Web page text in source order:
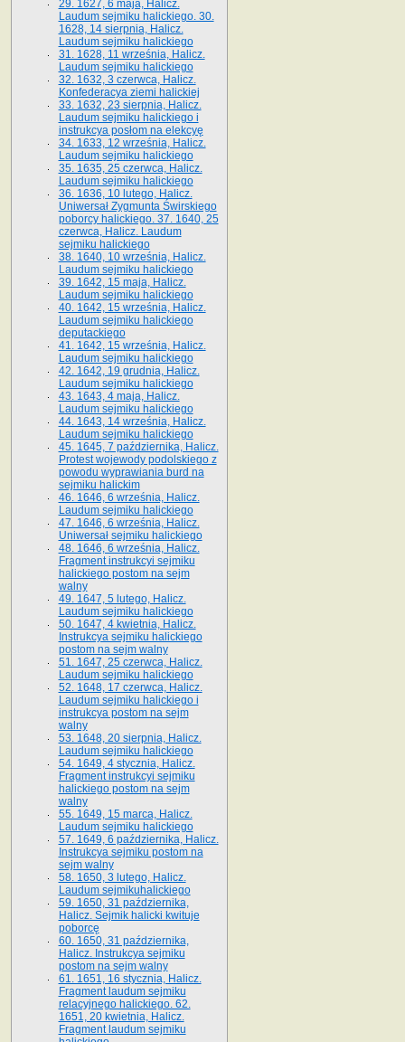
29. 1627, 6 maja, Halicz.
Laudum sejmiku halickiego. 30.
1628, 14 sierpnia, Halicz.
Laudum sejmiku halickiego
31. 1628, 11 września, Halicz.
Laudum sejmiku halickiego
32. 1632, 3 czerwca, Halicz.
Konfederacya ziemi halickiej
33. 1632, 23 sierpnia, Halicz.
Laudum sejmiku halickiego i
instrukcya posłom na elekcyę
34. 1633, 12 września, Halicz.
Laudum sejmiku halickiego
35. 1635, 25 czerwca, Halicz.
Laudum sejmiku halickiego
36. 1636, 10 lutego, Halicz.
Uniwersał Zygmunta Świrskiego
poborcy halickiego. 37. 1640, 25
czerwca, Halicz. Laudum
sejmiku halickiego
38. 1640, 10 września, Halicz.
Laudum sejmiku halickiego
39. 1642, 15 maja, Halicz.
Laudum sejmiku halickiego
40. 1642, 15 września, Halicz.
Laudum sejmiku halickiego
deputackiego
41. 1642, 15 września, Halicz.
Laudum sejmiku halickiego
42. 1642, 19 grudnia, Halicz.
Laudum sejmiku halickiego
43. 1643, 4 maja, Halicz.
Laudum sejmiku halickiego
44. 1643, 14 września, Halicz.
Laudum sejmiku halickiego
45. 1645, 7 października, Halicz.
Protest wojewody podolskiego z
powodu wyprawiania burd na
sejmiku halickim
46. 1646, 6 września, Halicz.
Laudum sejmiku halickiego
47. 1646, 6 września, Halicz.
Uniwersał sejmiku halickiego
48. 1646, 6 września, Halicz.
Fragment instrukcyi sejmiku
halickiego postom na sejm
walny
49. 1647, 5 lutego, Halicz.
Laudum sejmiku halickiego
50. 1647, 4 kwietnia, Halicz.
Instrukcya sejmiku halickiego
postom na sejm walny
51. 1647, 25 czerwca, Halicz.
Laudum sejmiku halickiego
52. 1648, 17 czerwca, Halicz.
Laudum sejmiku halickiego i
instrukcya postom na sejm
walny
53. 1648, 20 sierpnia, Halicz.
Laudum sejmiku halickiego
54. 1649, 4 stycznia, Halicz.
Fragment instrukcyi sejmiku
halickiego postom na sejm
walny
55. 1649, 15 marca, Halicz.
Laudum sejmiku halickiego
57. 1649, 6 października, Halicz.
Instrukcya sejmiku postom na
sejm walny
58. 1650, 3 lutego, Halicz.
Laudum sejmikuhalickiego
59. 1650, 31 października,
Halicz. Sejmik halicki kwituje
poborcę
60. 1650, 31 października,
Halicz. Instrukcya sejmiku
postom na sejm walny
61. 1651, 16 stycznia, Halicz.
Fragment laudum sejmiku
relacyjnego halickiego. 62.
1651, 20 kwietnia, Halicz.
Fragment laudum sejmiku